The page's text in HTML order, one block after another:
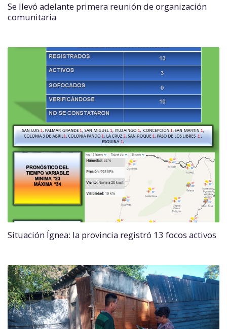
Se llevó adelante primera reunión de organización
comunitaria
Situación Ígnea: la provincia registró 13 focos activos